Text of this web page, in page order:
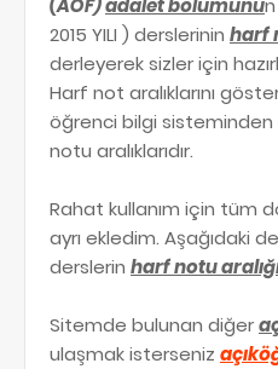
(AÖF)adalet bölümünü
2015 YILI ) derslerinin harf
derleyerek sizler için
Harf not aralıklarını
öğrenci bilgi sisteminden
notu aralıklarıdır.
Rahat kullanım için tüm
ayrı ekledim. Aşağıdaki
derslerin harf notu
Sitemde bulunan diğer
ulaşmak isterseniz